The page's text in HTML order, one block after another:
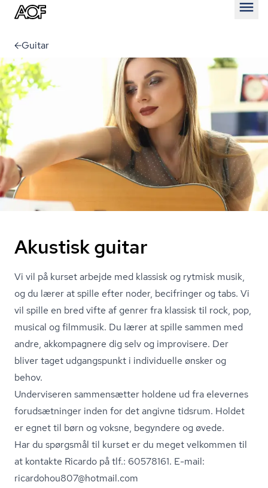
Guitar
Akustisk guitar
Vi vil på kurset arbejde med klassisk og rytmisk musik,
og du lærer at spille efter noder, becifringer og tabs. Vi
vil spille en bred vifte af genrer fra klassisk til rock, pop,
musical og filmmusik. Du lærer at spille sammen med
andre, akkompagnere dig selv og improvisere. Der
bliver taget udgangspunkt i individuelle ønsker og
behov.
Underviseren sammensætter holdene ud fra elevernes
forudsætninger inden for det angivne tidsrum. Holdet
er egnet til børn og voksne, begyndere og øvede.
Har du spørgsmål til kurset er du meget velkommen til
at kontakte Ricardo på tlf.: 60578161. E-mail:
ricardohou807@hotmail.com